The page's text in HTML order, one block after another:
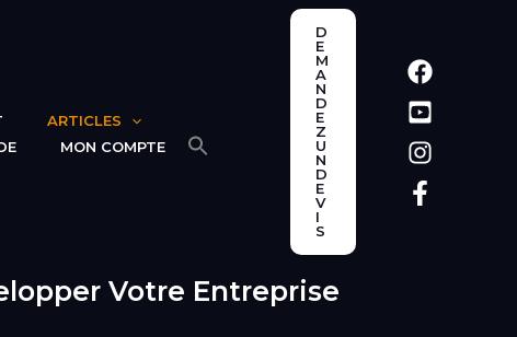
ARTICLES
MON COMPTE
D
E
M
A
N
D
E
Z
U
N
D
E
V
I
S
Votre Entreprise